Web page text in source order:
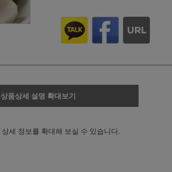
상품상세 설명 확대보기
상세 정보를 확대해 보실 수 있습니다.